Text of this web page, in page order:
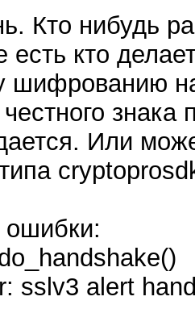
Кто нибудь
есть кто
шифрованию
Или
ошибки:
sslv3 alert